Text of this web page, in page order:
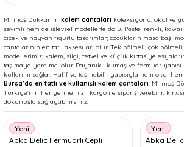
Minnoş Dükkan’ın kalem çantaları koleksiyonu, okul ve
sevimli hem de işlevsel modellerle dolu. Pastel renkli,
çiçek ve hayvan figürlü tasarımlar; çocukların masa başı
çantalarının en tatlı aksesuarı olur. Tek bölmeli, çok
modellerimiz; kalem, silgi, cetvel ve küçük kırtasiye
taşımaya yardımcı olur. Dayanıklı kumaş ve fermuar
kullanım sağlar. Hafif ve taşınabilir yapısıyla hem okul
Bursa’da en tatlı ve kullanışlı kalem çantaları, Minnoş
Türkiye’nin her yerine hızlı kargo ile sipariş verebilir,
dokunuşla sağlayabilirsiniz.
Yeni
Abka Delic Fermuarlı Cepli
Yeni
Abka